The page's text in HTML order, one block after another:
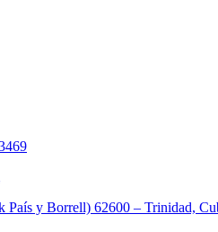
País y Borrell) 62600 – Trinidad,